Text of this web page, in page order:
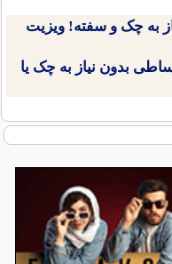
به چک و سفته! ویزیت
بدون نیاز به چک یا